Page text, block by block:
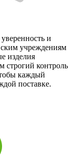
и
учреждениям
изделия
строгий контроль
каждый
поставке.